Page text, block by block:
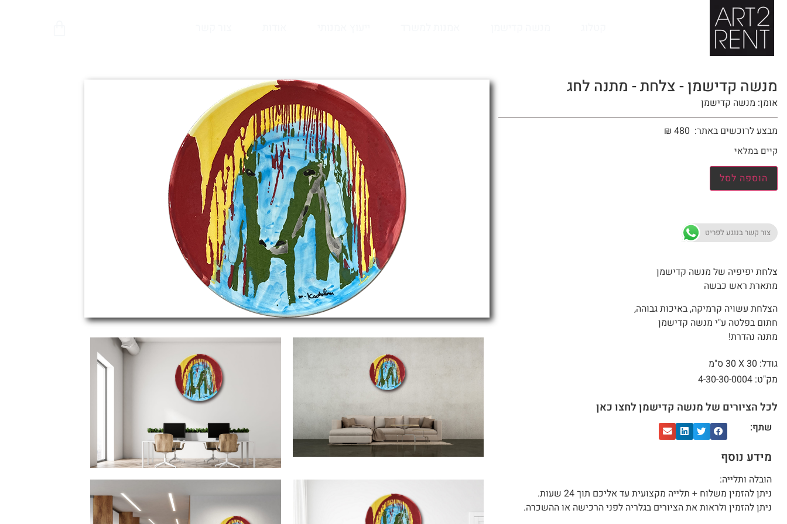
לתוכן
מנשה קדישמן - צלחת - מתנה לחג
אומן: מנשה קדישמן
מבצע לרוכשים באתר:
₪ 480
קיים במלאי
הוספה לסל
צור קשר בנוגע לפריט
צלחת יפיפיה של מנשה קדישמן
מתארת ראש כבשה
הצלחת עשויה קרמיקה, באיכות גבוהה,
חתום בפלטה ע"י מנשה קדישמן
מתנה נהדרת!
גודל: 30 X
30 ס"מ
מק"ט: 4-30-30-0004
לכל הציורים של מנשה קדישמן לחצו כאן
שתף:
מידע נוסף
הובלה ותלייה:
ניתן להזמין משלוח + תלייה מקצועית עד אליכם תוך 24 שעות.
ניתן להזמין ולראות את הציורים בגלריה לפני הרכישה או ההשכרה.